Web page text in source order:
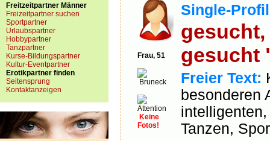
Freitzeitpartner Männer
Freizeitpartner suchen
Sportpartner
Urlaubspartner
Hobbypartner
Tanzpartner
Kurse-Bildungspartner
Kultur-Eventpartner
Erotikpartner finden
Seitensprung
Kontaktanzeigen
Frau, 51
Bruneck
Keine
Fotos!
Single-
gesucht
Freier Text:
besonderen
Tanzen,